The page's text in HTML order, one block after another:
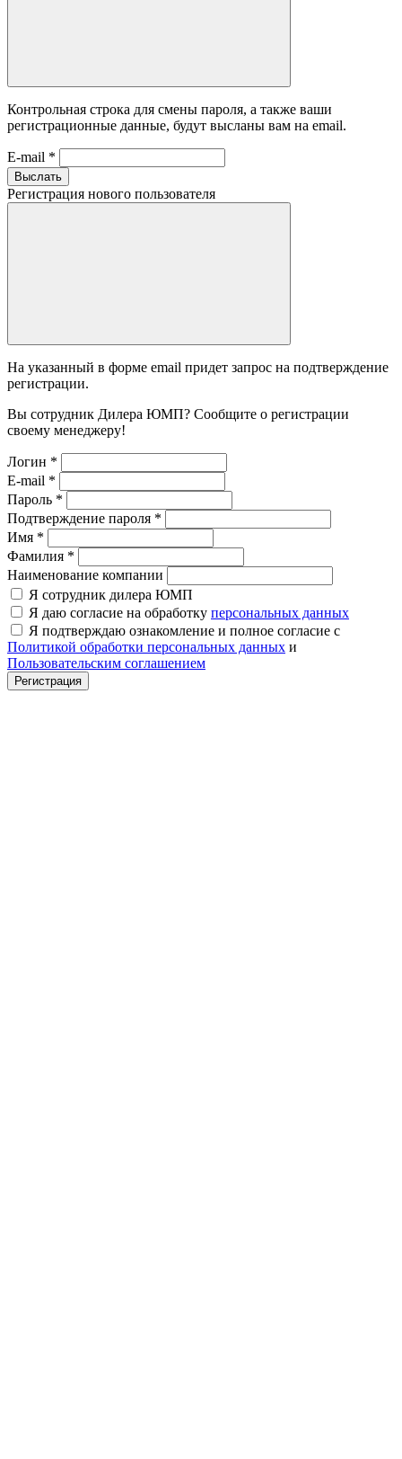
Контрольная строка для смены пароля, а также ваши
регистрационные данные, будут высланы вам на email.
E-mail *
Выслать
Регистрация нового пользователя
На указанный в форме email придет запрос на подтверждение
регистрации.
Вы сотрудник Дилера ЮМП? Сообщите о регистрации
своему менеджеру!
Логин *
E-mail *
Пароль *
Подтверждение пароля *
Имя *
Фамилия *
Наименование компании
Я сотрудник дилера ЮМП
Я даю согласие на обработку персональных данных
Я подтверждаю ознакомление и полное согласие с
Политикой обработки персональных данных и
Пользовательским соглашением
Регистрация